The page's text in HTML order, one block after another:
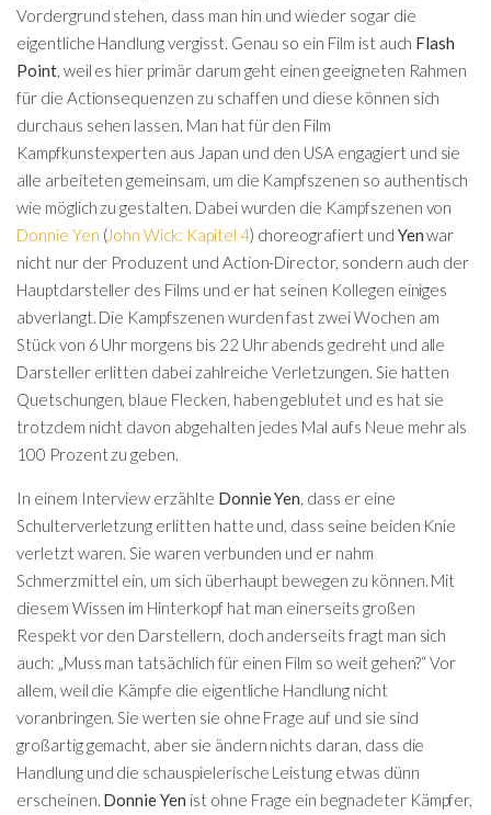
Vordergrund stehen, dass man hin und wieder sogar die
eigentliche Handlung vergisst. Genau so ein Film ist auch Flash
Point, weil es hier primär darum geht einen geeigneten Rahmen
für die Actionsequenzen zu schaffen und diese können sich
durchaus sehen lassen. Man hat für den Film
Kampfkunstexperten aus Japan und den USA engagiert und sie
alle arbeiteten gemeinsam, um die Kampfszenen so authentisch
wie möglich zu gestalten. Dabei wurden die Kampfszenen von
Donnie Yen (John Wick: Kapitel 4) choreografiert und Yenwar
nicht nur der Produzent und Action-Director, sondern auch der
Hauptdarsteller des Films und er hat seinen Kollegen einiges
abverlangt. Die Kampfszenen wurden fast zwei Wochen am
Stück von 6 Uhr morgens bis 22 Uhr abends gedreht und alle
Darsteller erlitten dabei zahlreiche Verletzungen. Sie hatten
Quetschungen, blaue Flecken, haben geblutet und es hat sie
trotzdem nicht davon abgehalten jedes Mal aufs Neue mehr als
100 Prozent zu geben.
In einem Interview erzählte Donnie Yen , dass er eine
Schulterverletzung erlitten hatte und, dass seine beiden Knie
verletzt waren. Sie waren verbunden und er nahm
Schmerzmittel ein, um sich überhaupt bewegen zu können. Mit
diesem Wissen im Hinterkopf hat man einerseits großen
Respekt vor den Darstellern, doch anderseits fragt man sich
auch: „Muss man tatsächlich für einen Film so weit gehen?“ Vor
allem, weil die Kämpfe die eigentliche Handlung nicht
voranbringen. Sie werten sie ohne Frage auf und sie sind
großartig gemacht, aber sie ändern nichts daran, dass die
Handlung und die schauspielerische Leistung etwas dünn
erscheinen. Donnie Yen ist ohne Frage ein begnadeter Kämpfer,